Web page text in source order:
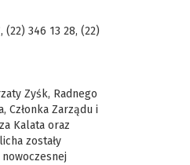
(22) 346 13 28, (22)
Zyśk, Radnego
Członka Zarządu i
Kalata oraz
zostały